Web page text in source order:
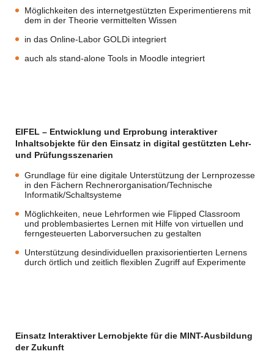
Möglichkeiten des internetgestützten Experimentierens mit
dem in der Theorie vermittelten Wissen
in das Online-Labor GOLDi integriert
auch als stand-alone Tools in Moodle integriert
EIFEL – Entwicklung und Erprobung interaktiver
Inhaltsobjekte für den Einsatz in digital gestützten Lehr-
und Prüfungsszenarien
Grundlage für eine digitale Unterstützung der Lernprozesse
in den Fächern Rechnerorganisation/Technische
Informatik/Schaltsysteme
Möglichkeiten, neue Lehrformen wie Flipped Classroom
und problembasiertes Lernen mit Hilfe von virtuellen und
ferngesteuerten Laborversuchen zu gestalten
Unterstützung desindividuellen praxisorientierten Lernens
durch örtlich und zeitlich flexiblen Zugriff auf Experimente
Einsatz Interaktiver Lernobjekte für die MINT-Ausbildung
der Zukunft